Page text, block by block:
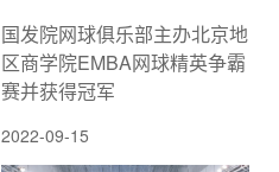
国发院网球俱乐部主办北京地
区商学院EMBA网球精英争霸
赛并获得冠军
2022-09-15